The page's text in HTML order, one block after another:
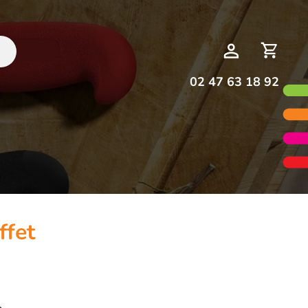
Mon
devis
02 47 63 18 92